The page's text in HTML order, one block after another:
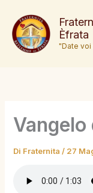
contenuto
Èfrata
"Date voi
Di Fraternita / 27